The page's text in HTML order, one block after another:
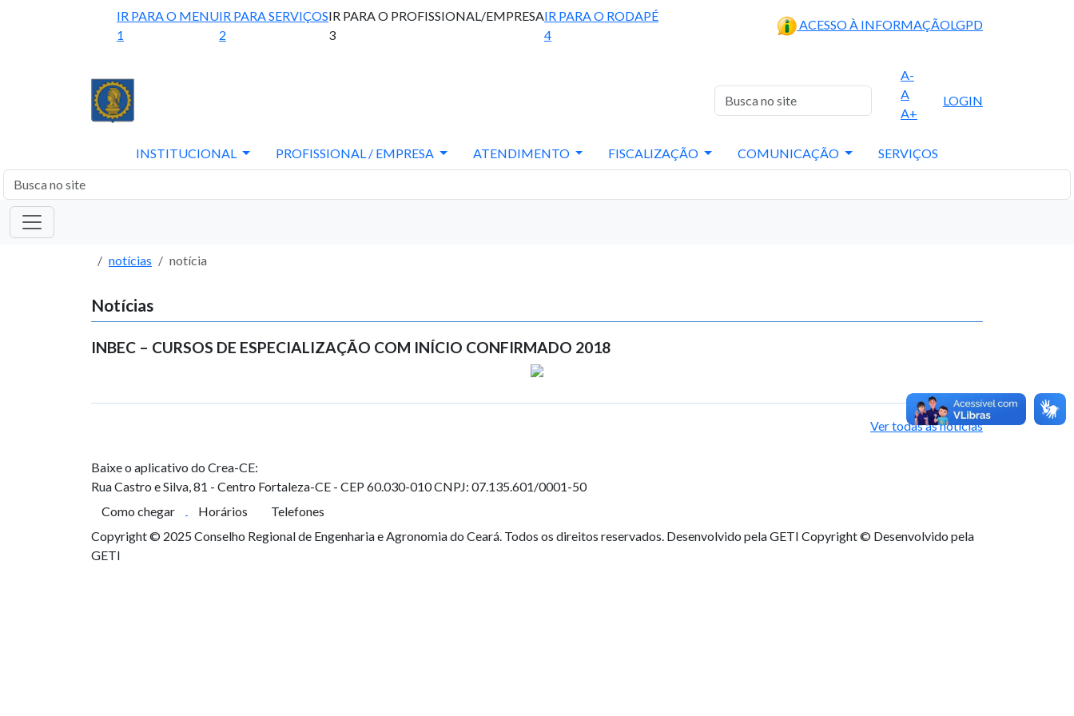
IR PARA O MENU
1
IR PARA SERVIÇOS
2
IR PARA O PROFISSIONAL/EMPRESA
3
IR PARA O RODAPÉ
4
ACESSO À INFORMAÇÃOLGPD
A-
A
A+
LOGIN
INSTITUCIONAL PROFISSIONAL / EMPRESA ATENDIMENTO FISCALIZAÇÃO COMUNICAÇÃO SERVIÇOS
notícias notícia
Notícias
INBEC – CURSOS DE ESPECIALIZAÇÃO COM INÍCIO CONFIRMADO 2018
Ver todas as notícias
Baixe o aplicativo do Crea-CE:
Rua Castro e Silva, 81 - Centro Fortaleza-CE - CEP 60.030-010CNPJ: 07.135.601/0001-50
Como chegar
Horários
Telefones
Copyright © 2025 Conselho Regional de Engenharia e Agronomia do Ceará. Todos os direitos reservados. Desenvolvido pela GETI Copyright © Desenvolvido pela
GETI